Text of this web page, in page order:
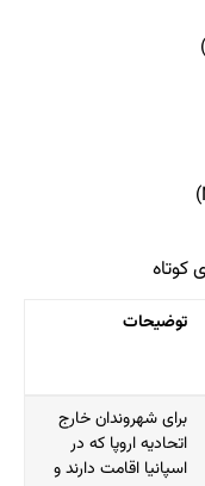
توضیحات
توضیحات
برای شهروندان خارج
اتحادیه اروپا که در
اسپانیا اقامت دارند و